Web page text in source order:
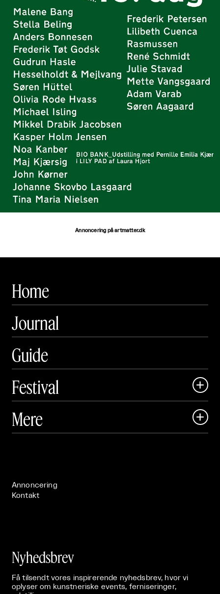
Annoncering på artmatter.dk
Home
Journal
Guide
Festival

 Art Matter Festival
Mere 
Annoncering
Kontakt
Nyhedsbrev
Få tilsendt vores inspirerende nyhedsbrev, hvor vi
oplyser om kunstneriske events, ferniseringer,